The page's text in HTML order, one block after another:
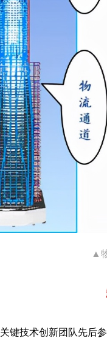
▲
键技术创新团队先后